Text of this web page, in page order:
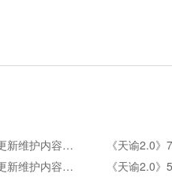
《天谕2.0》7月30日周版本更新维护内容公告
《天谕2.0》5月28日周版本更新维护内容公告